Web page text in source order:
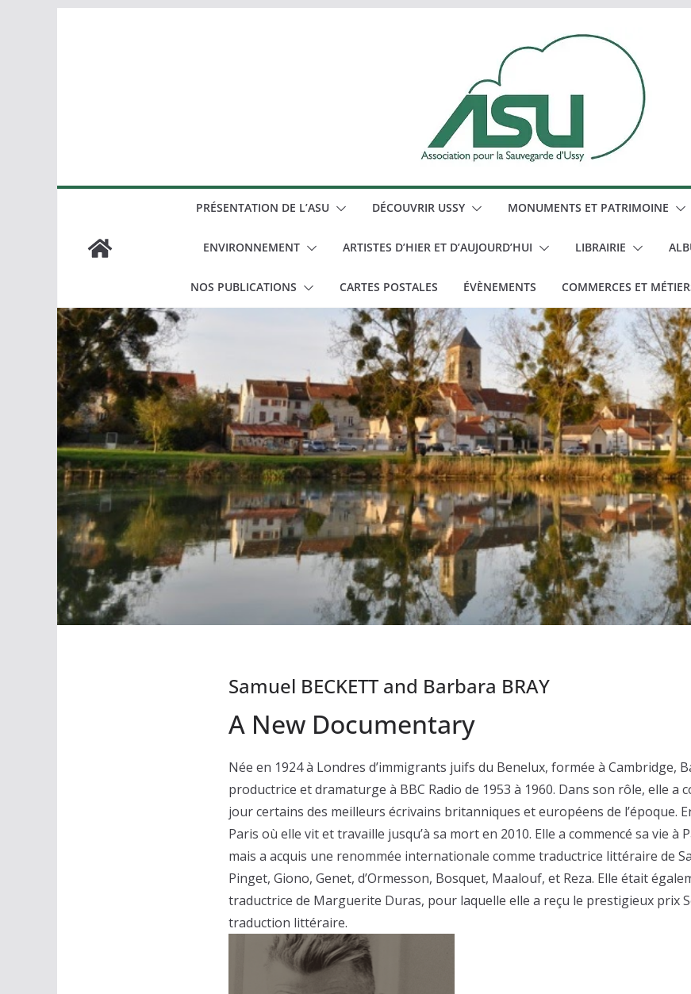
PRÉSENTATION DE L’ASU DÉCOUVRIR USSY MONUMENTS ET PATRIMOINE
ENVIRONNEMENT ARTISTES D’HIER ET D’AUJOURD’HUI LIBRAIRIE
NOS PUBLICATIONS CARTES POSTALES ÉVÈNEMENTS COMMERCES ET
Samuel BECKETT and Barbara BRAY
A New Documentary
Née en 1924 à Londres d’immigrants juifs du Benelux, formée à Cambridge,
productrice et dramaturge à BBC Radio de 1953 à 1960. Dans son rôle, elle a
jour certains des meilleurs écrivains britanniques et européens de l’époque.
Paris où elle vit et travaille jusqu’à sa mort en 2010. Elle a commencé sa vie à
mais a acquis une renommée internationale comme traductrice littéraire de
Pinget, Giono, Genet, d’Ormesson, Bosquet, Maalouf, et Reza. Elle était
traductrice de Marguerite Duras, pour laquelle elle a reçu le prestigieux prix
traduction littéraire.